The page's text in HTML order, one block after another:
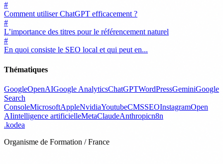
#
Comment utiliser ChatGPT efficacement ?
#
L’importance des titres pour le référencement naturel
#
En quoi consiste le SEO local et qui peut en...
Thématiques
GoogleOpenAIGoogle AnalyticsChatGPTWordPressGeminiGoogle
Search
ConsoleMicrosoftAppleNvidiaYoutubeCMSSEOInstagramOpen
AIintelligence artificielleMetaClaudeAnthropicn8n
.kodea
Organisme de Formation / France